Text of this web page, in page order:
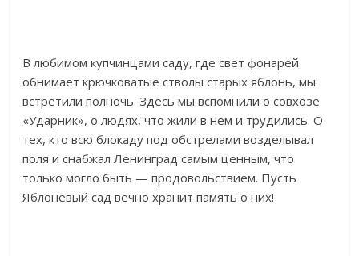
В любимом купчинцами саду, где свет фонарей
обнимает крючковатые стволы старых яблонь, мы
встретили полночь. Здесь мы вспомнили о совхозе
«Ударник», о людях, что жили в нем и трудились. О
тех, кто всю блокаду под обстрелами возделывал
поля и снабжал Ленинград самым ценным, что
только могло быть — продовольствием. Пусть
Яблоневый сад вечно хранит память о них!